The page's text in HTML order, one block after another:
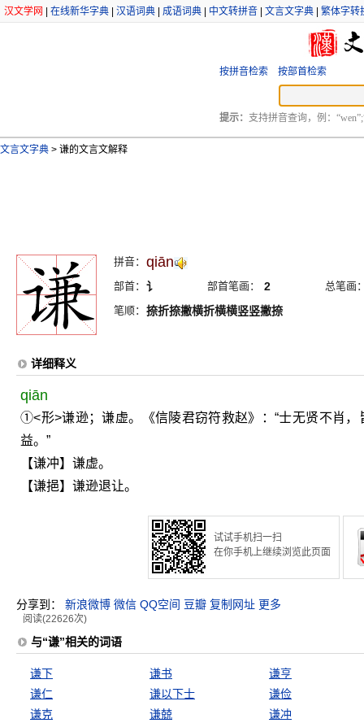
汉文学网 在线新华字典 汉语词典 成语词典 中文转拼音 文言文字典 繁体字转
按拼音检索 按部首检索
提示： 支持拼音查询，例：
文言文字典 > 谦的文言文解释
拼音： qiān
部首： 讠 部首笔画： 2
总笔画
笔顺： 捺折捺撇横折横横竖竖撇捺
详细释义
qiān
①<形>谦逊；谦虚。《信陵君窃符救赵》：“士无贤不肖，
益。”
【谦冲】谦虚。
【谦挹】谦逊退让。
试试手机扫一扫
在你手机上继续浏览此页面
分享到： 新浪微博 微信 QQ空间 豆瓣 复制网址 更多
阅读(22626次)
与“谦”相关的词语
谦下 谦书
谦亨
谦仁
谦以下士
谦俭
谦克
谦兢
谦冲